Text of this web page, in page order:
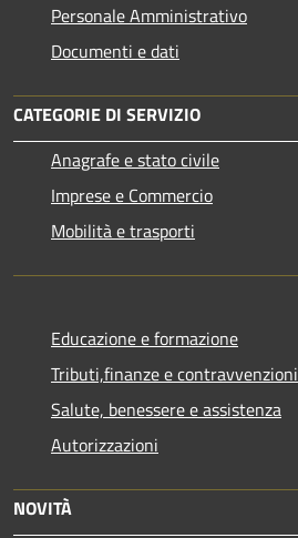
Personale Amministrativo
Documenti e dati
CATEGORIE DI SERVIZIO
Anagrafe e stato civile
Imprese e Commercio
Mobilità e trasporti
Educazione e formazione
Tributi,finanze e contravvenzioni
Salute, benessere e assistenza
Autorizzazioni
NOVITÀ